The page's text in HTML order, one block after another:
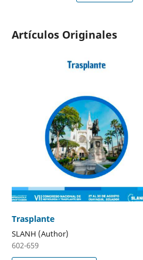
Artículos Originales
Trasplante
SLANH (Author)
602-659